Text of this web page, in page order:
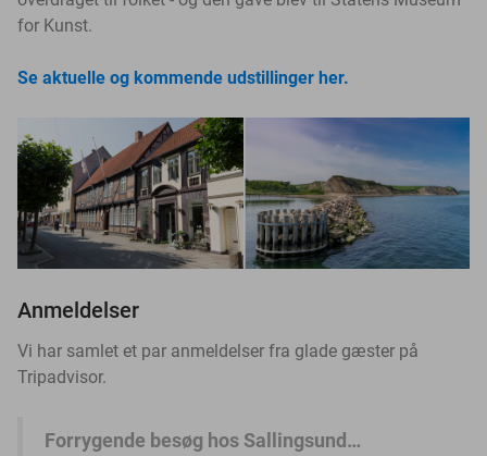
for Kunst.
Se aktuelle og kommende udstillinger her.
Anmeldelser
Vi har samlet et par anmeldelser fra glade gæster på
Tripadvisor.
Forrygende besøg hos Sallingsund…